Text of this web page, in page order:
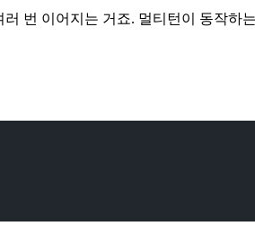
번 이어지는 거죠. 멀티턴이 동작하